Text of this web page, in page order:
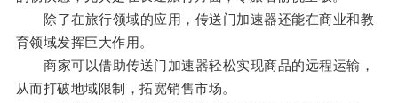
除了在旅行领域的应用，传送门加速器还能在商业和教
育领域发挥巨大作用。
商家可以借助传送门加速器轻松实现商品的远程运输，
从而打破地域限制，拓宽销售市场。